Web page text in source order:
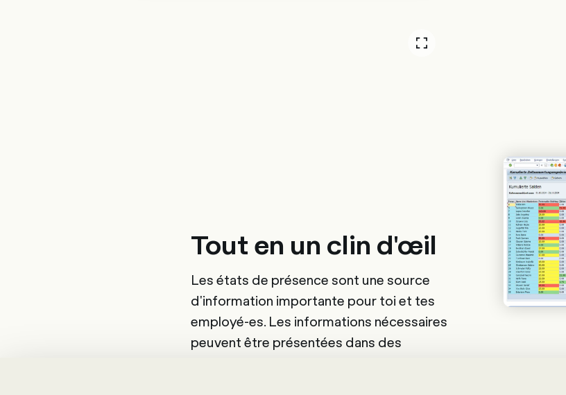
Tout en un clin d'œil
Les états de présence sont une source
d'information importante pour toi et tes
employé-es. Les informations nécessaires
peuvent être présentées dans des